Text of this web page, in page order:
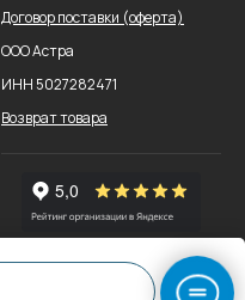
Договор поставки (оферта)
ООО Астра
ИНН 5027282471
Возврат товара